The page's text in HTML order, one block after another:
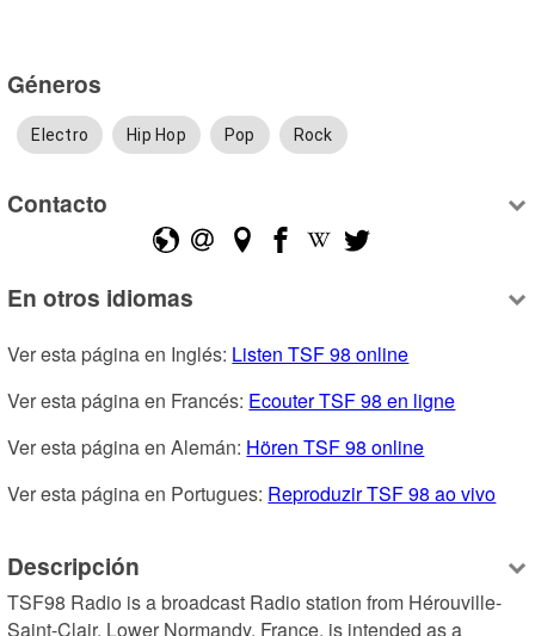
Géneros
Electro Hip Hop Pop Rock
Contacto
En otros idiomas
Ver esta página en Inglés: Listen TSF 98 online
Ver esta página en Francés: Ecouter TSF 98 en ligne
Ver esta página en Alemán: Hören TSF 98 online
Ver esta página en Portugues: Reproduzir TSF 98 ao vivo
Descripción
TSF98 Radio is a broadcast Radio station from Hérouville-
Saint-Clair, Lower Normandy, France, is intended as a